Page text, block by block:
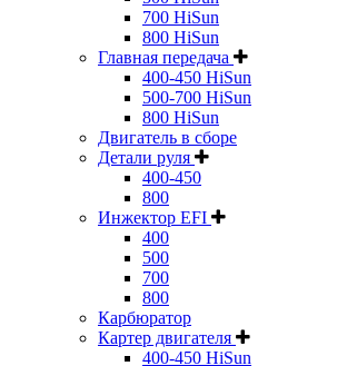
700 HiSun
800 HiSun
Главная передача
400-450 HiSun
500-700 HiSun
800 HiSun
Двигатель в сборе
Детали руля
400-450
800
Инжектор EFI
400
500
700
800
Карбюратор
Картер двигателя
400-450 HiSun